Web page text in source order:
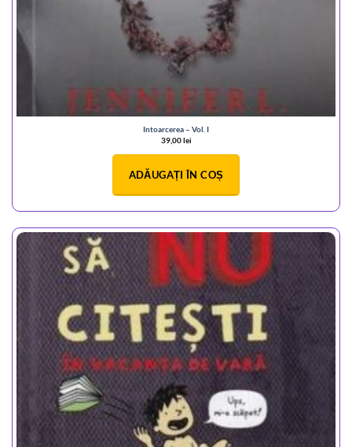
Intoarcerea – Vol. I
39,00lei
ADĂUGAȚI ÎN COȘ